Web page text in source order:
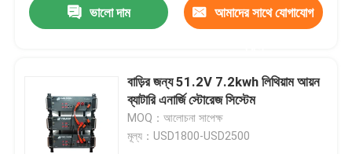
ভালো দাম আমাদের সাথে যোগাযোগ
বাড়ির জন্য 51.2V 7.2kwh লিথিয়াম আয়ন
ব্যাটারি এনার্জি স্টোরেজ সিস্টেম
MOQ：আলোচনা সাপেক্ষ
মূল্য：USD1800-USD2500